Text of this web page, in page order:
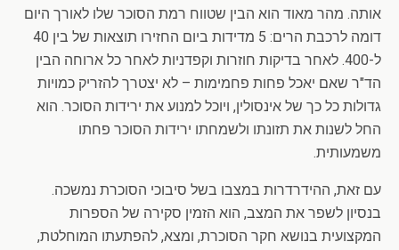
אותה. מהר מאוד הוא הבין שטווח רמת הסוכר שלו לאורך היום
דומה לרכבת הרים: 5 מדידות ביום החזירו תוצאות של בין 40
ל-400. לאחר בדיקות חוזרות וקפדניות לאחר כל ארוחה הבין
הד"ר שאם יאכל פחות פחמימות – לא יצטרך להזריק כמויות
גדולות כל כך של אינסולין, ויוכל למנוע את ירידות הסוכר. הוא
החל לשנות את תזונתו ולשמחתו ירידות הסוכר פחתו
משמעותית.
עם זאת, ההידרדרות במצבו בשל סיבוכי הסוכרת נמשכה.
בנסיון לשפר את המצב, הוא הזמין סקירה של הספרות
המקצועית בנושא חקר הסוכרת, ומצא, להפתעתו המוחלטת,